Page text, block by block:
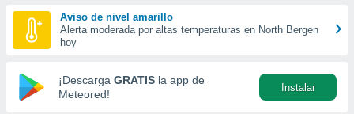
y
forma
digital
basada
Aviso de nivel amarillo
Alerta moderada por altas temperaturas en North Bergen
hoy
¡Descarga GRATIS la app de
Meteored!
Instalar